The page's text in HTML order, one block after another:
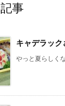
事
キャデラッ
やっと夏らしく